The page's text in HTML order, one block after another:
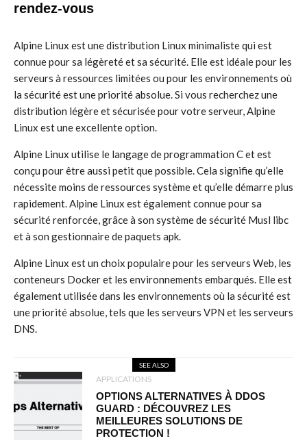
rendez-vous
Alpine Linux est une distribution Linux minimaliste qui est
connue pour sa légèreté et sa sécurité. Elle est idéale pour les
serveurs à ressources limitées ou pour les environnements où
la sécurité est une priorité absolue. Si vous recherchez une
distribution légère et sécurisée pour votre serveur, Alpine
Linux est une excellente option.
Alpine Linux utilise le langage de programmation C et est
conçu pour être aussi petit que possible. Cela signifie qu’elle
nécessite moins de ressources système et qu’elle démarre plus
rapidement. Alpine Linux est également connue pour sa
sécurité renforcée, grâce à son système de sécurité Musl libc
et à son gestionnaire de paquets apk.
Alpine Linux est un choix populaire pour les serveurs Web, les
conteneurs Docker et les environnements embarqués. Elle est
également utilisée dans les environnements où la sécurité est
une priorité absolue, tels que les serveurs VPN et les serveurs
DNS.
SEE ALSO
APPLICATIONS
OPTIONS ALTERNATIVES À DDOS
GUARD : DÉCOUVREZ LES
MEILLEURES SOLUTIONS DE
PROTECTION !